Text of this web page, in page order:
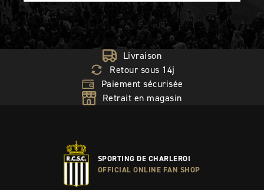
Livraison
Retour sous 14j
Paiement sécurisée
Retrait en magasin
SPORTING DE CHARLEROI
OFFICIAL ONLINE FAN SHOP